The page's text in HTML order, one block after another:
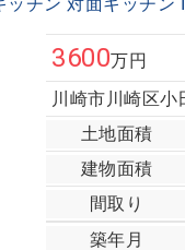
3600万円
川崎市川崎区小
土地面積
建物面積
間取り
築年月